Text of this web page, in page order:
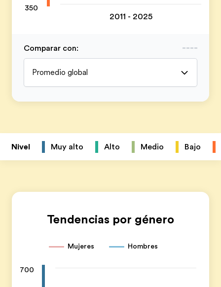
350
2011 - 2025
Comparar con:
Promedio global
Nivel Muy alto Alto Medio Bajo
Tendencias por género
Mujeres Hombres
700